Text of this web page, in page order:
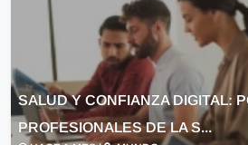
SALUD Y CONFIANZA DIGITAL:
PROFESIONALES DE LA S...